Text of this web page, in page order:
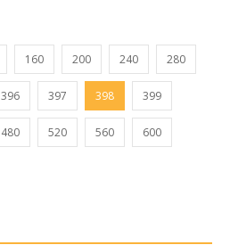
160 200 240 280
396 397 398 399
480 520 560 600